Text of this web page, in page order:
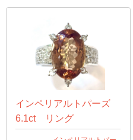
インペリアルトパーズ
6.1ct リング